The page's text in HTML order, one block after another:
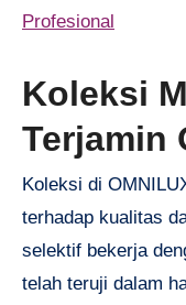
Profesional
Koleksi
Terjamin
Koleksi di
terhadap kualitas
selektif bekerja
telah teruji dalam